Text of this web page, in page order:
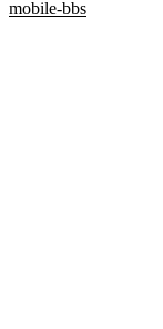
mobile-bbs